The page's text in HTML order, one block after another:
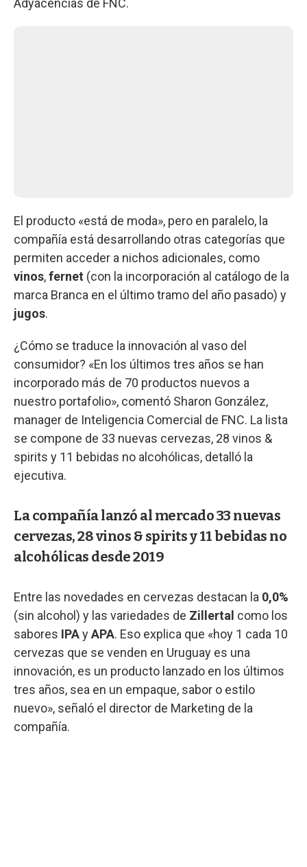
Adyacencias de FNC.
El producto «está de moda», pero en paralelo, la
compañía está desarrollando otras categorías que
permiten acceder a nichos adicionales, como
vinos,fernet (con la incorporación al catálogo de la
marca Branca en el último tramo del año pasado) y
jugos.
¿Cómo se traduce la innovación al vaso del
consumidor? «En los últimos tres años se han
incorporado más de 70 productos nuevos a
nuestro portafolio», comentó Sharon González,
manager de Inteligencia Comercial de FNC. La lista
se compone de 33 nuevas cervezas, 28 vinos &
spirits y 11 bebidas no alcohólicas, detalló la
ejecutiva.
La compañía lanzó al mercado 33 nuevas
cervezas, 28 vinos & spirits y 11 bebidas no
alcohólicas desde 2019
Entre las novedades en cervezas destacan la 0,0%
(sin alcohol) y las variedades de Zillertal como los
sabores IPAyAPA. Eso explica que «hoy 1 cada 10
cervezas que se venden en Uruguay es una
innovación, es un producto lanzado en los últimos
tres años, sea en un empaque, sabor o estilo
nuevo», señaló el director de Marketing de la
compañía.